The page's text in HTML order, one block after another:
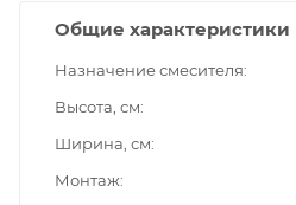
Общие характеристики
Назначение смесителя
Высота, см
Ширина, см
Монтаж